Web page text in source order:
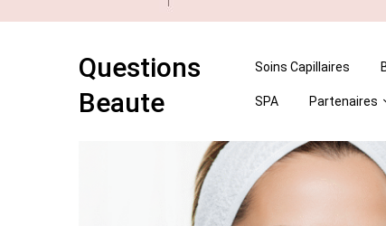
Questions
Beaute
Soins Capillaires
SPA Partenaires